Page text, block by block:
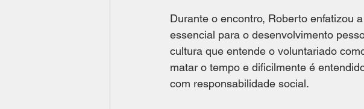
Durante o encontro, Roberto enfatizou
essencial para o desenvolvimento
cultura que entende o voluntariado
matar o tempo e dificilmente é
com responsabilidade social.